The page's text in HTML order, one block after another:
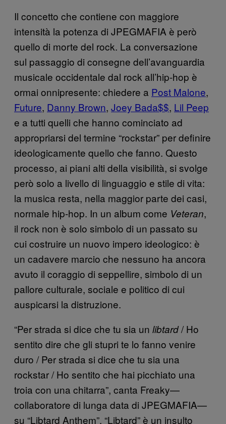
Il concetto che contiene con maggiore
intensità la potenza di JPEGMAFIA è però
quello di morte del rock. La conversazione
sul passaggio di consegne dell’avanguardia
musicale occidentale dal rock all’hip-hop è
ormai onnipresente: chiedere a Post Malone,
Future, Danny Brown, Joey Bada$$, Lil Peep
e a tutti quelli che hanno cominciato ad
appropriarsi del termine “rockstar” per definire
ideologicamente quello che fanno. Questo
processo, ai piani alti della visibilità, si svolge
però solo a livello di linguaggio e stile di vita:
la musica resta, nella maggior parte dei casi,
normale hip-hop. In un album come Veteran,
il rock non è solo simbolo di un passato su
cui costruire un nuovo impero ideologico: è
un cadavere marcio che nessuno ha ancora
avuto il coraggio di seppellire, simbolo di un
pallore culturale, sociale e politico di cui
auspicarsi la distruzione.
“Per strada si dice che tu sia un libtard/ Ho
sentito dire che gli stupri te lo fanno venire
duro / Per strada si dice che tu sia una
rockstar / Ho sentito che hai picchiato una
troia con una chitarra”, canta Freaky—
collaboratore di lunga data di JPEGMAFIA—
su “Libtard Anthem”. “Libtard” è un insulto